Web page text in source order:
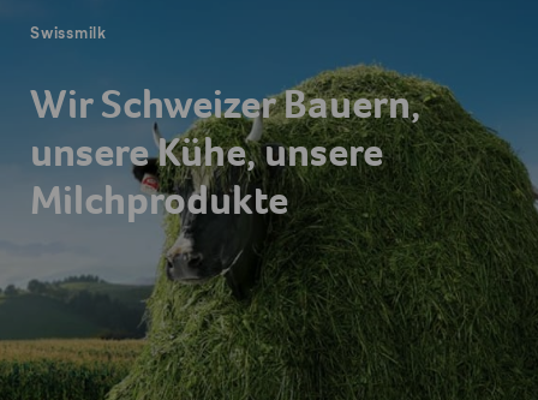
Swissmilk
Wir Schweizer Bauern,
unsere Kühe, unsere
Milchprodukte